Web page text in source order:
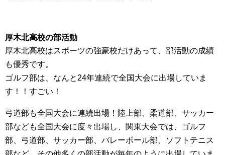
厚木北高校の部活動
厚木北高校はスポーツの強豪校だけあって、部活動の成績
も優秀です。
ゴルフ部は、なんと24年連続で全国大会に出場していま
す！！すごい！
弓道部も全国大会に連続出場！陸上部、柔道部、サッカー
部なども全国大会に度々出場し、関東大会では、ゴルフ
部、弓道部、サッカー部、バレーボール部、ソフトテニス